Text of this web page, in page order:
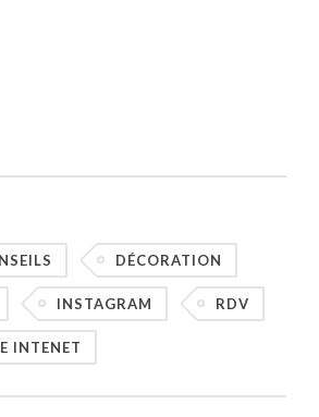
DÉCORATION
INSTAGRAM RDV
INTENET